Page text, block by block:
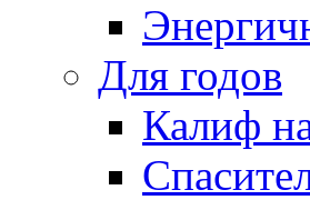
Для годов
Калиф